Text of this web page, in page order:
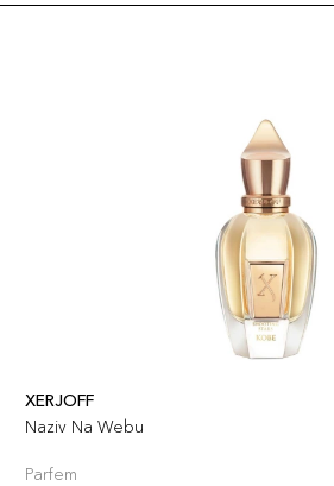
XERJOFF
Naziv Na Webu
Parfem